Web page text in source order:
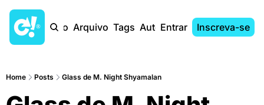
Início Arquivo Tags AutoresEntrar Inscreva-se
Home Posts Glass de M. Night Shyamalan